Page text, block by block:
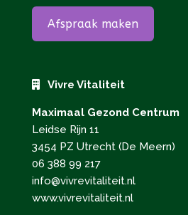
Afspraak maken
Vivre Vitaliteit
Maximaal Gezond Centrum
Leidse Rijn 11
3454 PZ Utrecht (De Meern)
06 388 99 217
info@vivrevitaliteit.nl
www.vivrevitaliteit.nl